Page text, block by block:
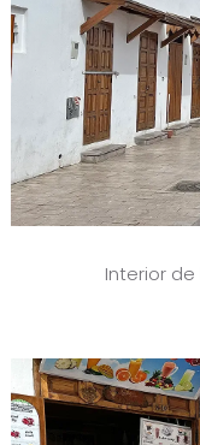
Interior